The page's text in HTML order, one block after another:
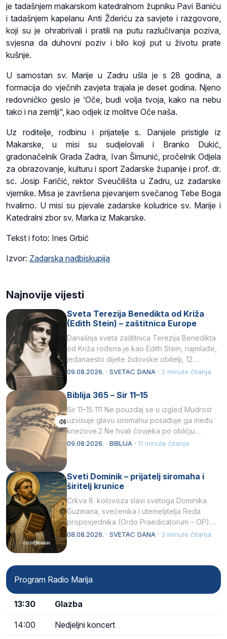
je tadašnjem makarskom katedralnom župniku Pavi Baniću
i tadašnjem kapelanu Anti Žderiću za savjete i razgovore,
koji su je ohrabrivali i pratili na putu razlučivanja poziva,
svjesna da duhovni poziv i bilo koji put u životu prate
kušnje.
U samostan sv. Marije u Zadru ušla je s 28 godina, a
formacija do vječnih zavjeta trajala je deset godina. Njeno
redovničko geslo je ‘Oče, budi volja tvoja, kako na nebu
tako i na zemlji“, kao odjek iz molitve Oče naša.
Uz roditelje, rodbinu i prijatelje s. Danijele pristigle iz
Makarske, u misi su sudjelovali i Branko Dukić,
gradonačelnik Grada Zadra, Ivan Šimunić, pročelnik Odjela
za obrazovanje, kulturu i sport Zadarske županije i prof. dr.
sc. Josip Faričić, rektor Sveučilišta u Zadru, uz zadarske
vjernike. Misa je završena pjevanjem svečanog Tebe Boga
hvalimo. U misi su pjevale zadarske koludrice sv. Marije i
Katedralni zbor sv. Marka iz Makarske.
Tekst i foto: Ines Grbić
Izvor: Zadarska nadbiskupija
Najnovije vijesti
Sveta Terezija Benedikta od Križa
(Edith Stein) – zaštitnica Europe
Današnja sveta zaštitnica Terezija Benedikta
od Križa rođena je kao Edith Stein, najmlađe,
jedanaesto dijete židovske obitelji, 12.
listopada 1891, u Wrocławu…
09.08.2026. · SVETAC DANA · 2 minute čitanja
Biblija 365 – Sir 11–15
Sir 11–15 111 Ne pouzdaj se u izgled Mudrost
uzvisuje glavu siromahui posađuje ga među
knezove.2 Ne hvali čovjeka po obličju
njegovui…
09.08.2026. · BIBLIJA · 11 minute čitanja
Sveti Dominik – prijatelj siromaha i
širitelj krunice
Crkva 8. kolovoza slavi svetoga Dominika
Guzmana, svećenika i utemeljitelja Reda
propovjednika (Ordo Praedicatorum – OP).
Svojim životom, dubokom ljubavlju prema
08.08.2026. · SVETAC DANA · 3 minute čitanja
Program Radio Marija
13:30 Glazba
14:00 Nedjeljni koncert